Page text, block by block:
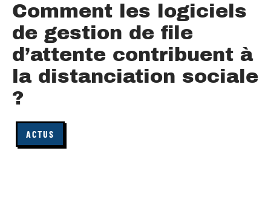
Comment les logiciels
de gestion de file
d’attente contribuent à
la distanciation sociale
?
ACTUS